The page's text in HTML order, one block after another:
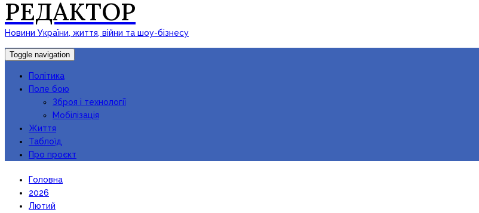
РЕДАКТОР
Новини України, життя, війни та шоу-бізнесу
Toggle navigation
Політика
Поле бою
Зброя і технології
Мобілізація
Життя
Таблоїд
Про проєкт
Головна
2026
Лютий